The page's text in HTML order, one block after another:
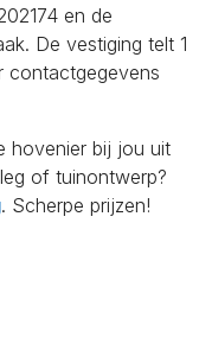
en de
De vestiging telt 1
contactgegevens
hovenier bij jou uit
of tuinontwerp?
. Scherpe prijzen!